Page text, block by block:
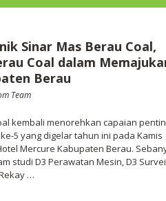
Sinar Mas Berau Coal,
Coal dalam
Berau
Team
kembali menorehkan capaian
5 yang digelar tahun ini pada Kamis
Mercure Kabupaten Berau.
studi D3 Perawatan Mesin, D3 Survei
…